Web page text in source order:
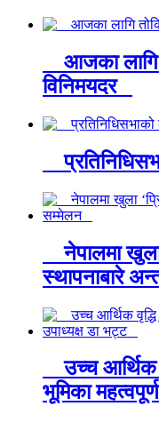
आजका लागि
विनिमयदर
नेपालमा खुला
स्थापनाबारे
उच्च आर्थिक
भूमिका